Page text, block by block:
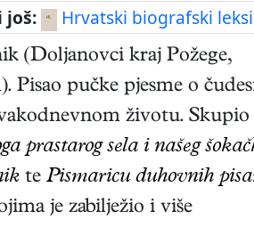
još: Hrvatski biografski
(Doljanovci kraj Požege,
). Pisao pučke pjesme o
životu.
prastarog sela i našeg
te Pismaricu duhovnih
je zabilježio i više